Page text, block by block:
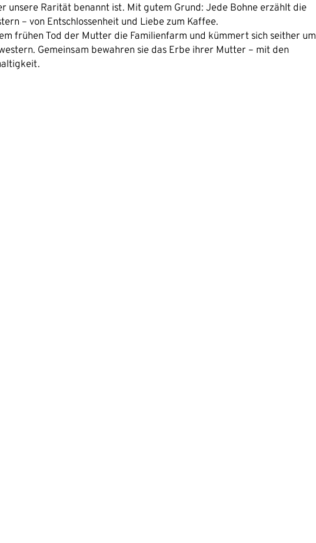
unsere Rarität benannt ist. Mit gutem Grund: Jede Bohne erzählt die
– von Entschlossenheit und Liebe zum Kaffee.
frühen Tod der Mutter die Familienfarm und kümmert sich seither um
Gemeinsam bewahren sie das Erbe ihrer Mutter – mit den